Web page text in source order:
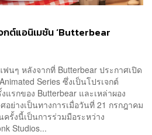
ต์แอนิเมชัน ‘Butterbear
นๆ หลังจากที่ Butterbear ประกาศเปิด
Series ซึ่งเป็นโปรเจกต์
รกของ Butterbear และเหล่าผอง
อย่างเป็นทางการเมื่อวันที่ 21 กรกฎาคม
รั้งนี้เป็นการร่วมมือระหว่าง
Studios...